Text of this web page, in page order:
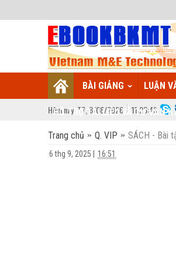
BÀI GIẢNG LUẬN
HỖ TRỢ TÀI LIỆU VÀ TƯ VẤN
Hôm nay: T7, 8/08/2026 11:28:44
Trang chủ Q. VIP SÁCH - Bài
6 thg 9, 2025 16:51